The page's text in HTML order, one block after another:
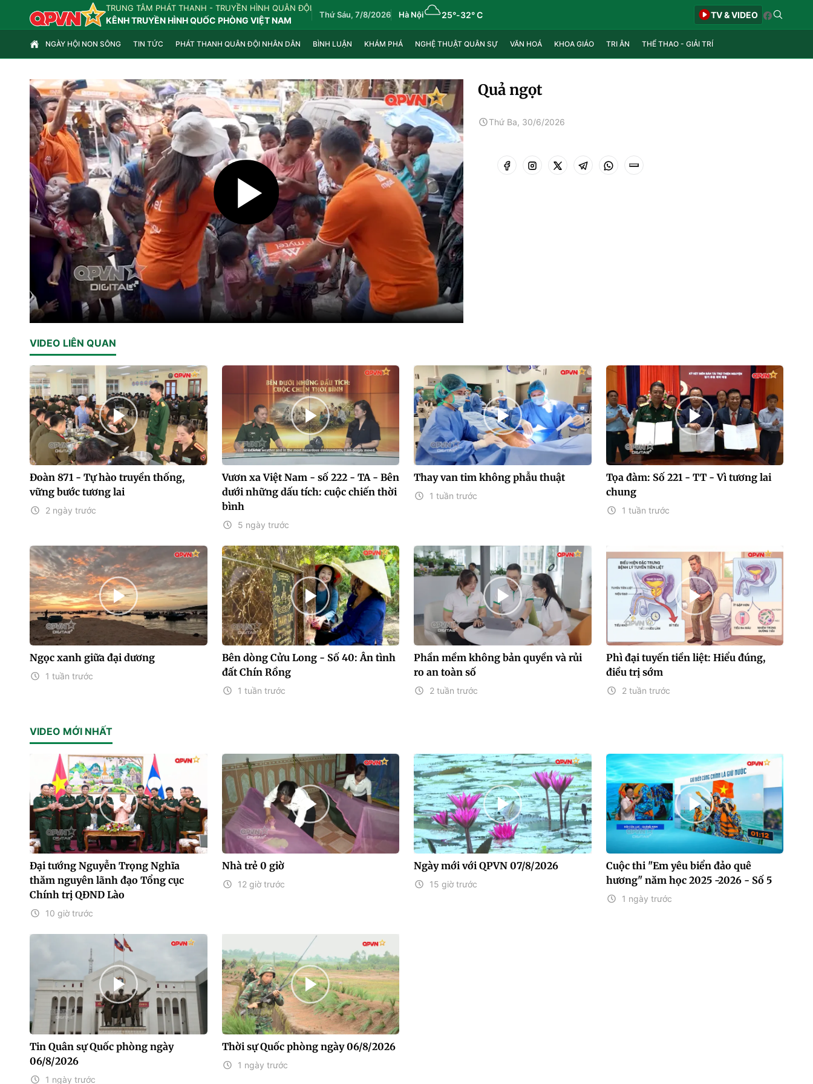
TRUNG TÂM PHÁT THANH - TRUYỀN HÌNH QUÂN ĐỘI
KÊNH TRUYỀN HÌNH QUỐC PHÒNG VIỆT NAM
Thứ Sáu, 7/8/2026 Hà Nội 25°-32° C TV & VIDEO
NGÀY HỘI NON SÔNG TIN TỨC PHÁT THANH QUÂN ĐỘI NHÂN DÂN BÌNH LUẬN KHÁM PHÁ NGHỆ THUẬT QUÂN SỰ VĂN HOÁ KHOA GIÁO TRI ÂN THỂ THAO - GIẢI TRÍ
Quả ngọt
Thứ Ba, 30/6/2026
VIDEO LIÊN QUAN
Đoàn 871 - Tự hào truyền thống,
vững bước tương lai
2 ngày trước
Vươn xa Việt Nam - số 222 - TA - Bên
dưới những dấu tích: cuộc chiến thời
bình
5 ngày trước
Thay van tim không phẫu thuật
1 tuần trước
Tọa đàm: Số 221 - TT - Vì tương lai
chung
1 tuần trước
Ngọc xanh giữa đại dương
1 tuần trước
Bên dòng Cửu Long - Số 40: Ân tình
đất Chín Rồng
1 tuần trước
Phần mềm không bản quyền và rủi
ro an toàn số
2 tuần trước
Phì đại tuyến tiền liệt: Hiểu đúng,
điều trị sớm
2 tuần trước
VIDEO MỚI NHẤT
Đại tướng Nguyễn Trọng Nghĩa
thăm nguyên lãnh đạo Tổng cục
Chính trị QĐND Lào
10 giờ trước
Nhà trẻ 0 giờ
12 giờ trước
Ngày mới với QPVN 07/8/2026
15 giờ trước
Cuộc thi "Em yêu biển đảo quê
hương" năm học 2025 -2026 - Số 5
1 ngày trước
Tin Quân sự Quốc phòng ngày
06/8/2026
1 ngày trước
Thời sự Quốc phòng ngày 06/8/2026
1 ngày trước